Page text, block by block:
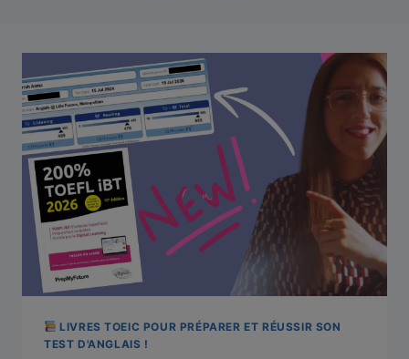
LIVRES TOEIC POUR PRÉPARER ET RÉUSSIR SON
TEST D'ANGLAIS !